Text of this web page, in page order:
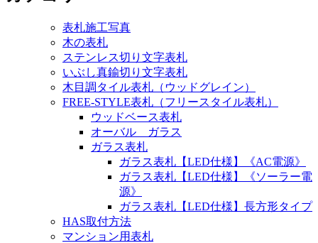
表札施工写真
木の表札
ステンレス切り文字表札
いぶし真鍮切り文字表札
木目調タイル表札（ウッドグレイン）
FREE-STYLE表札（フリースタイル表札）
ウッドベース表札
オーバル ガラス
ガラス表札
ガラス表札【LED仕様】《AC電源》
ガラス表札【LED仕様】《ソーラー電
源》
ガラス表札【LED仕様】長方形タイプ
HAS取付方法
マンション用表札